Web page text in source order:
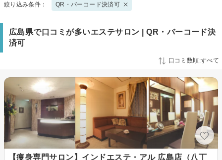
絞り込み条件： QR・バーコード決済可
広島県で口コミが多いエステサロン | QR・バーコード決
済可
口コミ数順:すべて
【痩身専門サロン】インドエステ・アル 広島店（八丁